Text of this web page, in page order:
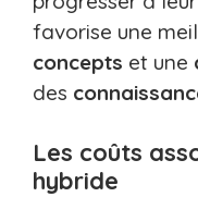
favorise une
concepts et une
des
Les coûts
hybride